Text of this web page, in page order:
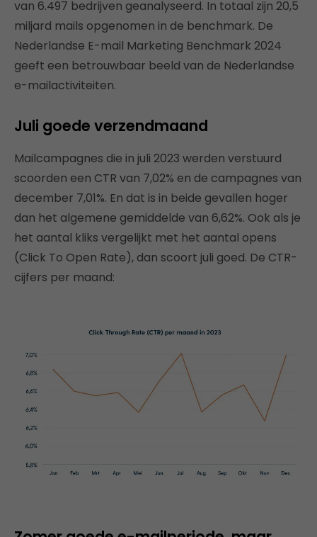
van 6.497 bedrijven geanalyseerd. In totaal zijn 20,5
miljard mails opgenomen in de benchmark. De
Nederlandse E-mail Marketing Benchmark 2024
geeft een betrouwbaar beeld van de Nederlandse
e-mailactiviteiten.
Juli goede verzendmaand
Mailcampagnes die in juli 2023 werden verstuurd
scoorden een CTR van 7,02% en de campagnes van
december 7,01%. En dat is in beide gevallen hoger
dan het algemene gemiddelde van 6,62%. Ook als je
het aantal kliks vergelijkt met het aantal opens
(Click To Open Rate), dan scoort juli goed. De CTR-
cijfers per maand: